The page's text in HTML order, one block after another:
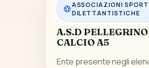
ASSOCIAZIONI
DILETTANTISTICHE
A.S.D
CALCIO A5
Ente presente negli